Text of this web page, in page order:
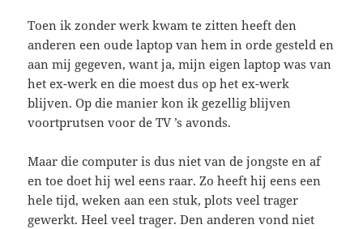
Toen ik zonder werk kwam te zitten heeft den
anderen een oude laptop van hem in orde gesteld en
aan mij gegeven, want ja, mijn eigen laptop was van
het ex-werk en die moest dus op het ex-werk
blijven. Op die manier kon ik gezellig blijven
voortprutsen voor de TV ’s avonds.
Maar die computer is dus niet van de jongste en af
en toe doet hij wel eens raar. Zo heeft hij eens een
hele tijd, weken aan een stuk, plots veel trager
gewerkt. Heel veel trager. Den anderen vond niet